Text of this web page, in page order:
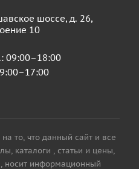
шоссе, д. 26,
10
09:00–18:00
то, что данный сайт и все
каталоги , статьи и цены,
носит информационный